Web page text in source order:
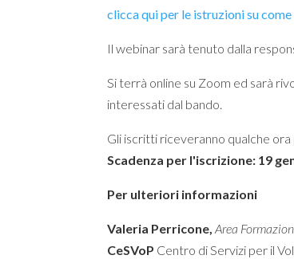
clicca qui per le istruzioni su
Il webinar sarà tenuto dalla
Si terrà online su Zoom ed sarà
interessati dal bando.
Gli iscritti riceveranno qualche
Scadenza per l'iscrizione: 19
Per ulteriori informazioni
Valeria Perricone,Area
CeSVoP Centro di Servizi per il